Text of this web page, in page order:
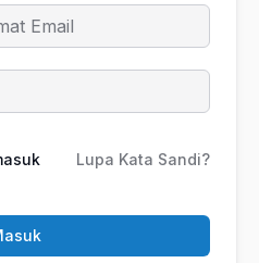
Lupa Kata Sandi?